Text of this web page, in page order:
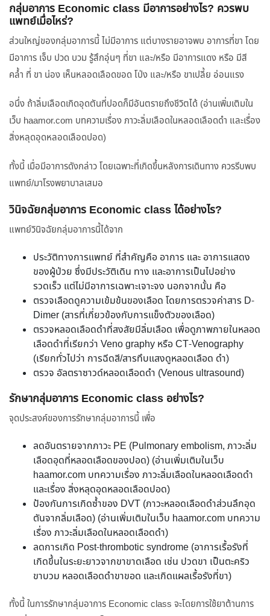
กลุ่มอาการ Economic class มีอาการอย่างไร? ควรพบ
แพทย์เมื่อไหร่?
ส่วนใหญ่ของกลุ่มอาการนี้ ไม่มีอาการ แต่บางรายอาจพบ อาการที่ขา โดย
มีอาการ เจ็บ ปวด บวม รู้สึกอุ่นๆ ที่ขา และ/หรือ มีอาการแดง หรือ มีสี
คล้ำ ที่ ขา น่อง เห็นหลอดเลือดขอด โป่ง และ/หรือ ขาเปลี้ย อ่อนแรง
อนึ่ง ถ้าลิ่มเลือดเกิดอุดตันที่ปอดก็มีอันตรายถึงชีวิตได้ (อ่านเพิ่มเติมใน
เว็บ haamor.com บทความเรื่อง ภาวะลิ่มเลือดในหลอดเลือดดำ และเรื่อง
สิ่งหลุดอุดหลอดเลือดปอด)
ทั้งนี้ เมื่อมีอาการดังกล่าว โดยเฉพาะที่เกิดขึ้นหลังการเดินทาง ควรรีบพบ
แพทย์/มาโรงพยาบาลเสมอ
วินิจฉัยกลุ่มอาการ Economic class ได้อย่างไร?
แพทย์วินิจฉัยกลุ่มอาการนี้ได้จาก
ประวัติทางการแพทย์ ที่สำคัญคือ อาการ และ อาการแสดง
ของผู้ป่วย ซึ่งมีประวัติเดิน ทาง และอาการเป็นไปอย่าง
รวดเร็ว แต่ไม่มีอาการเฉพาะเจาะจง นอกจากนั้น คือ
ตรวจเลือดดูความเข้มข้นของเลือด โดยการตรวจค่าสาร D-
Dimer (สารที่เกี่ยวข้องกับการแข็งตัวของเลือด)
ตรวจหลอดเลือดดำที่สงสัยมีลิ่มเลือด เพื่อดูภาพภายในหลอด
เลือดดำที่เรียกว่า Veno graphy หรือ CT-Venography
(เรียกทั่วไปว่า การฉีดสี/สารทึบแสงดูหลอดเลือด ดำ)
ตรวจ อัลตราซาวด์หลอดเลือดดำ (Venous ultrasound)
รักษากลุ่มอาการ Economic class อย่างไร?
จุดประสงค์ของการรักษากลุ่มอาการนี้ เพื่อ
ลดอันตรายจากภาวะ PE (Pulmonary embolism, ภาวะลิ่ม
เลือดอุดที่หลอดเลือดของปอด) (อ่านเพิ่มเติมในเว็บ
haamor.com บทความเรื่อง ภาวะลิ่มเลือดในหลอดเลือดดำ
และเรื่อง สิ่งหลุดอุดหลอดเลือดปอด)
ป้องกันการเกิดซ้ำของ DVT (ภาวะหลอดเลือดดำส่วนลึกอุด
ตันจากลิ่มเลือด) (อ่านเพิ่มเติมในเว็บ haamor.com บทความ
เรื่อง ภาวะลิ่มเลือดในหลอดเลือดดำ)
ลดการเกิด Post-thrombotic syndrome (อาการเรื้อรังที่
เกิดขึ้นในระยะยาวจากขาขาดเลือด เช่น ปวดขา เป็นตะคริว
ขาบวม หลอดเลือดดำขาขอด และเกิดแผลเรื้อรังที่ขา)
ทั้งนี้ ในการรักษากลุ่มอาการ Economic class จะโดยการใช้ยาต้านการ